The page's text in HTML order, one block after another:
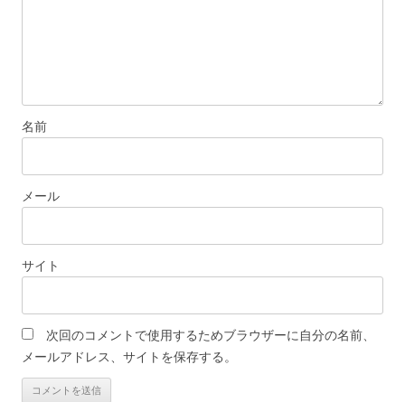
名前
メール
サイト
次回のコメントで使用するためブラウザーに自分の名前、
メールアドレス、サイトを保存する。